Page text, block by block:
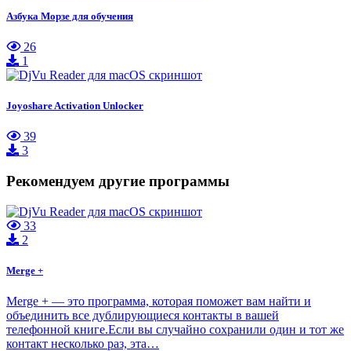
Азбука Морзе для обучения
26
1
Joyoshare Activation Unlocker
39
3
Рекомендуем другие программы
33
2
Merge +
Merge + — это программа, которая поможет вам найти и
объединить все дублирующиеся контакты в вашей
телефонной книге.Если вы случайно сохранили один и тот же
контакт несколько раз, эта…